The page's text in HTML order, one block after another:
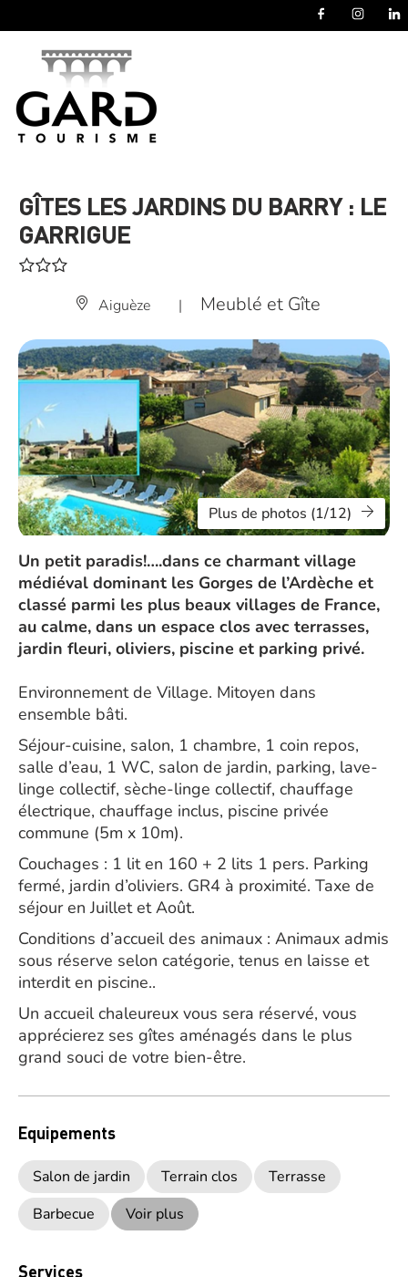
GÎTES LES JARDINS DU BARRY : LE
GARRIGUE
Aiguèze | Meublé et Gîte
Plus de photos (1/12)
Un petit paradis!….dans ce charmant village
médiéval dominant les Gorges de l’Ardèche et
classé parmi les plus beaux villages de France,
au calme, dans un espace clos avec terrasses,
jardin fleuri, oliviers, piscine et parking privé.
Environnement de Village. Mitoyen dans
ensemble bâti.
Séjour-cuisine, salon, 1 chambre, 1 coin repos,
salle d’eau, 1 WC, salon de jardin, parking, lave-
linge collectif, sèche-linge collectif, chauffage
électrique, chauffage inclus, piscine privée
commune (5m x 10m).
Couchages : 1 lit en 160 + 2 lits 1 pers. Parking
fermé, jardin d’oliviers. GR4 à proximité. Taxe de
séjour en Juillet et Août.
Conditions d’accueil des animaux : Animaux admis
sous réserve selon catégorie, tenus en laisse et
interdit en piscine..
Un accueil chaleureux vous sera réservé, vous
apprécierez ses gîtes aménagés dans le plus
grand souci de votre bien-être.
Equipements
Salon de jardin Terrain clos
Terrasse
Barbecue
Voir plus
Services